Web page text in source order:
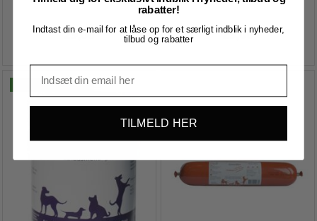
29,00 29,00
Køb 6+ og få 6% rabat
rabatter!
Indtast din e-mail for at låse op for et særligt indblik i nyheder,
tilbud og rabatter
TILMELD HER